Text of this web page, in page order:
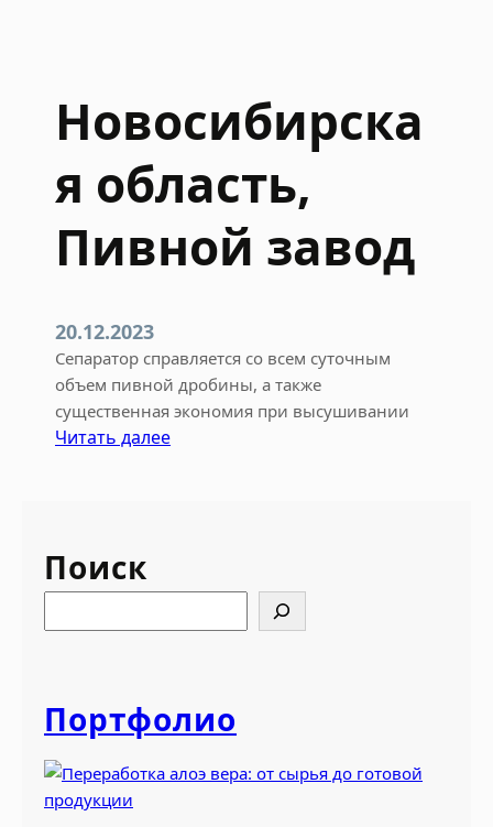
Новосибирска
я область,
Пивной завод
20.12.2023
Сепаратор справляется со всем суточным
объем пивной дробины, а также
существенная экономия при высушивании
Читать далее:
и
к
я
Поиск
e
c
h
Портфолио